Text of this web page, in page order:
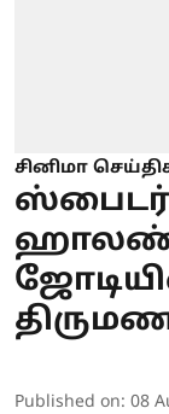
சினிமா
Published on: 08